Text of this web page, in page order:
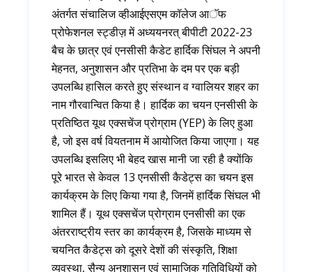
अंतर्गत संचालिज व्हीआईएसएम कॉलेज आॅफ
प्रोफेशनल स्ट्डीज़ में अध्ययनरत् बीपीटी 2022-23
बैच के छात्र एवं एनसीसी कैडेट हार्दिक सिंघल ने अपनी
मेहनत, अनुशासन और प्रतिभा के दम पर एक बड़ी
उपलब्धि हासिल करते हुए संस्थान व ग्वालियर शहर का
नाम गौरवान्वित किया है। हार्दिक का चयन एनसीसी के
प्रतिष्ठित यूथ एक्सचेंज प्रोग्राम (YEP) के लिए हुआ
है, जो इस वर्ष वियतनाम में आयोजित किया जाएगा। यह
उपलब्धि इसलिए भी बेहद खास मानी जा रही है क्योंकि
पूरे भारत से केवल 13 एनसीसी कैडेट्स का चयन इस
कार्यक्रम के लिए किया गया है, जिनमें हार्दिक सिंघल भी
शामिल हैं। यूथ एक्सचेंज प्रोग्राम एनसीसी का एक
अंतरराष्ट्रीय स्तर का कार्यक्रम है, जिसके माध्यम से
चयनित कैडेट्स को दूसरे देशों की संस्कृति, शिक्षा
व्यवस्था, सैन्य अनुशासन एवं सामाजिक गतिविधियों को